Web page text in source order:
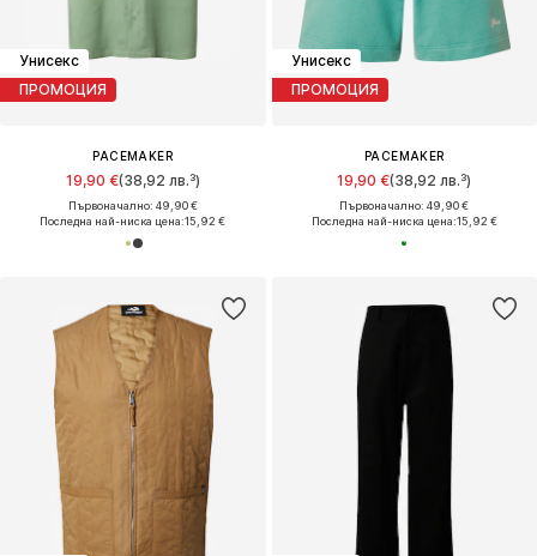
Унисекс
ПРОМОЦИЯ
PACEMAKER
19,90 €(38,92 лв.³)
Първоначално: 49,90 €
Последна най-ниска цена:15,92 €
Унисекс
ПРОМОЦИЯ
PACEMAKER
19,90 €(38,92 лв.³)
Първоначално: 49,90 €
Последна най-ниска цена:15,92 €